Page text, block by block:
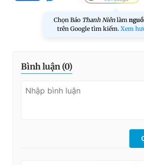
Chọn Báo Thanh Niên làm
trên Google tìm kiếm. Xem
Bình luận (0)